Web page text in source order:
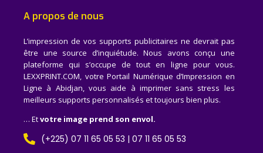
A propos de nous
L’impression de vos supports publicitaires ne devrait pas
être une source d’inquiétude. Nous avons conçu une
plateforme qui s’occupe de tout en ligne pour vous.
LEXXPRINT.COM, votre Portail Numérique d’Impression en
Ligne à Abidjan, vous aide à imprimer sans stress les
meilleurs supports personnalisés et toujours bien plus.
… Etvotre image prend son envol.
(+225) 07 11 65 05 53 | 07 11 65 05 53